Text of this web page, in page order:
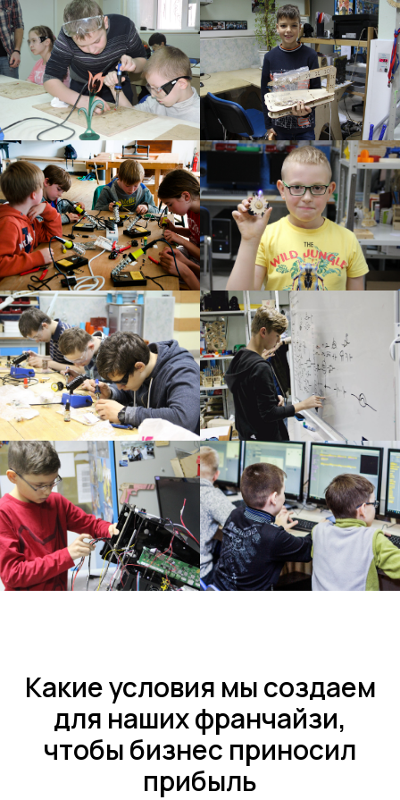
Какие условия мы создаем
для наших франчайзи,
чтобы бизнес приносил
прибыль